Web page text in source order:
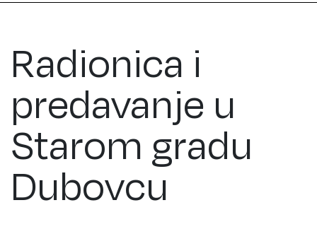
Radionica i
predavanje u
Starom gradu
Dubovcu